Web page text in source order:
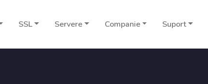
SSL Servere Companie Suport